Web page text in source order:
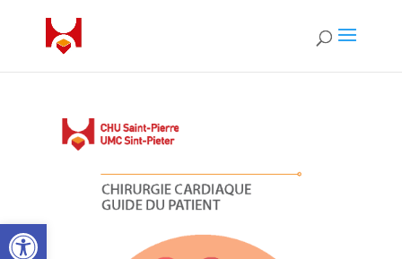
Open toolbar